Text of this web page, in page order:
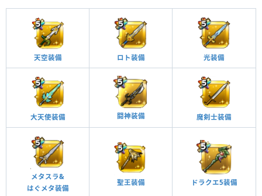
天空装備 ロト装備 光装備
大天使装備 闘神装備 魔剣士装備
メタスラ&
はぐメタ装備
聖王装備 ドラクエ5装備